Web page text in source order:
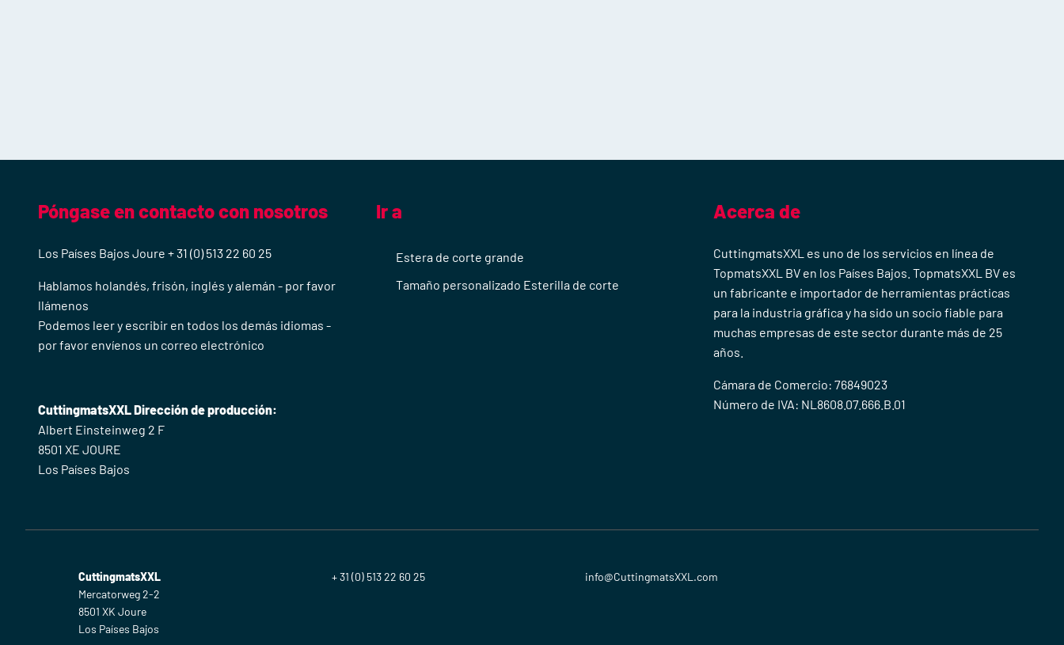
Póngase en contacto con nosotros
Los Países Bajos Joure + 31 (0) 513 22 60 25
Hablamos holandés, frisón, inglés y alemán - por favor
llámenos
Podemos leer y escribir en todos los demás idiomas -
por favor envíenos un correo electrónico
CuttingmatsXXL Dirección de producción:
Albert Einsteinweg 2 F
8501 XE JOURE
Los Países Bajos
Ir a
Estera de corte grande
Tamaño personalizado Esterilla de corte
Acerca de
CuttingmatsXXL es uno de los servicios en línea de
TopmatsXXL BV en los Países Bajos. TopmatsXXL BV es
un fabricante e importador de herramientas prácticas
para la industria gráfica y ha sido un socio fiable para
muchas empresas de este sector durante más de 25
años.
Cámara de Comercio: 76849023
Número de IVA: NL8608.07.666.B.01
CuttingmatsXXL
Mercatorweg 2-2
8501 XK Joure
Los Países Bajos
+ 31 (0) 513 22 60 25 info@CuttingmatsXXL.com